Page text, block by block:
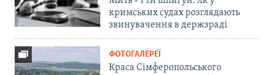
кримських судах розглядають
звинувачення в держзраді
ФОТОГАЛЕРЕЇ
Краса Сімферопольського